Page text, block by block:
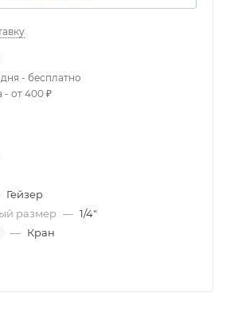
- бесплатно
- от 400 ₽
Гейзер
размер — 1/4"
— Кран